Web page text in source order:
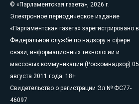
© «Парламентская газета», 2026 г.
Электронное периодическое издание
«Парламентская газета» зарегистрировано в
Федеральной службе по надзору в сфере
связи, информационных технологий и
массовых коммуникаций (Роскомнадзор) 05
августа 2011 года. 18+
Свидетельство о регистрации Эл № ФС77-
46097